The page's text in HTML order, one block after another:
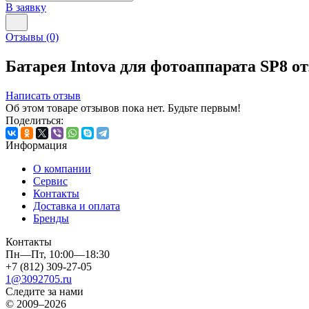
В заявку
Отзывы (0)
Батарея Intova для фотоаппарата SP8
Написать отзыв
Об этом товаре отзывов пока нет. Будьте первым!
Поделиться:
Информация
О компании
Сервис
Контакты
Доставка и оплата
Бренды
Контакты
Пн—Пт, 10:00—18:30
+7 (812) 309-27-05
1@3092705.ru
Следите за нами
© 2009–2026